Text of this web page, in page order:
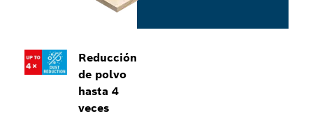
Reducción
de polvo
hasta 4
veces